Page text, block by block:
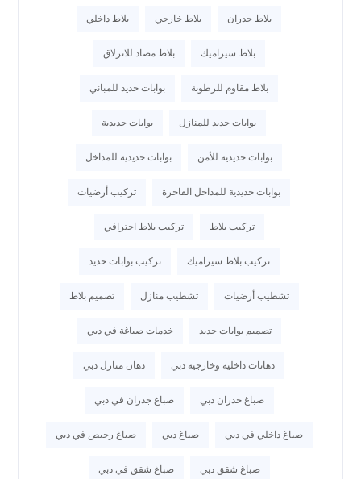
بلاط جدران بلاط خارجي بلاط داخلي
بلاط سيراميك بلاط مضاد للانزلاق
بلاط مقاوم للرطوبة بوابات حديد للمباني
بوابات حديد للمنازل بوابات حديدية
بوابات حديدية للأمن بوابات حديدية للمداخل
بوابات حديدية للمداخل الفاخرة تركيب أرضيات
تركيب بلاط تركيب بلاط احترافي
تركيب بلاط سيراميك تركيب بوابات حديد
تشطيب أرضيات تشطيب منازل تصميم بلاط
تصميم بوابات حديد خدمات صباغة في دبي
دهانات داخلية وخارجية دبي دهان منازل دبي
صباغ جدران دبي صباغ جدران في دبي
صباغ داخلي في دبي صباغ دبي صباغ رخيص في دبي
صباغ شقق دبي صباغ شقق في دبي